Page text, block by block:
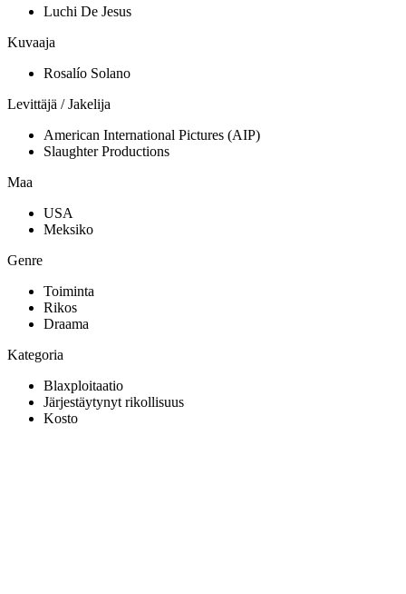
Luchi De Jesus
Kuvaaja
Rosalío Solano
Levittäjä / Jakelija
American International Pictures (AIP)
Slaughter Productions
Maa
USA
Meksiko
Genre
Toiminta
Rikos
Draama
Kategoria
Blaxploitaatio
Järjestäytynyt rikollisuus
Kosto